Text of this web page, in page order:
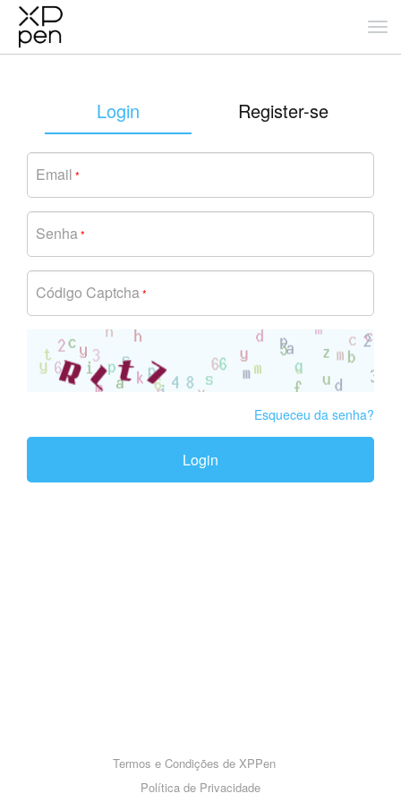
Login Register-se
Email *
Senha*
Código Captcha*
Esqueceu da senha?
Login
Termos e Condições de XPPen
Política de Privacidade